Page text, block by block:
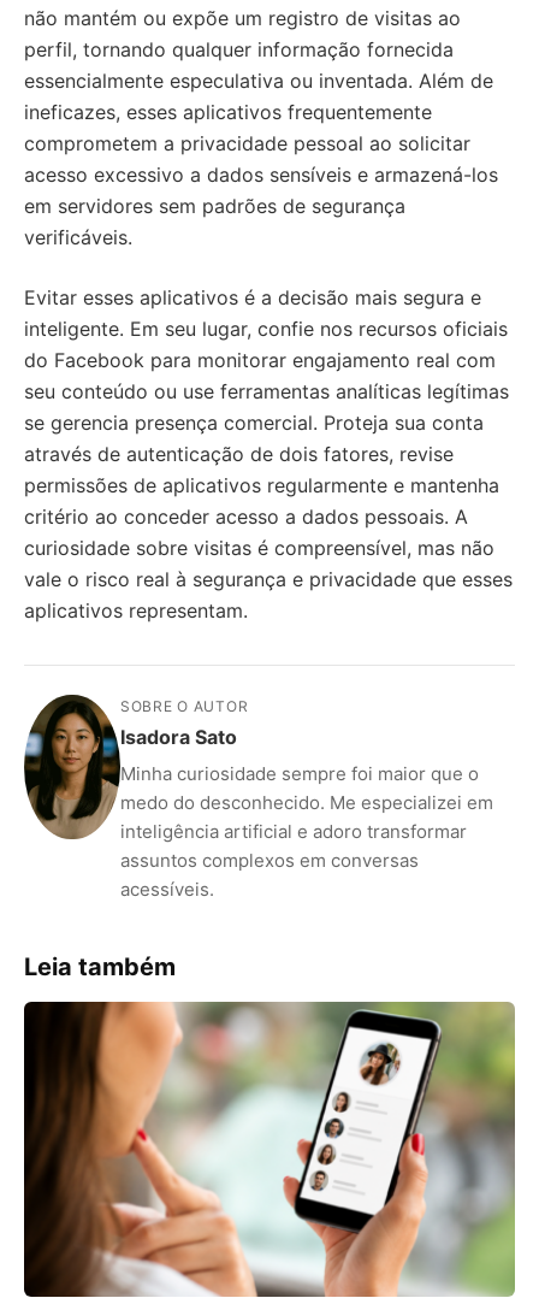
não mantém ou expõe um registro de visitas ao
perfil, tornando qualquer informação fornecida
essencialmente especulativa ou inventada. Além de
ineficazes, esses aplicativos frequentemente
comprometem a privacidade pessoal ao solicitar
acesso excessivo a dados sensíveis e armazená-los
em servidores sem padrões de segurança
verificáveis.
Evitar esses aplicativos é a decisão mais segura e
inteligente. Em seu lugar, confie nos recursos oficiais
do Facebook para monitorar engajamento real com
seu conteúdo ou use ferramentas analíticas legítimas
se gerencia presença comercial. Proteja sua conta
através de autenticação de dois fatores, revise
permissões de aplicativos regularmente e mantenha
critério ao conceder acesso a dados pessoais. A
curiosidade sobre visitas é compreensível, mas não
vale o risco real à segurança e privacidade que esses
aplicativos representam.
SOBRE O AUTOR
Isadora Sato
Minha curiosidade sempre foi maior que o
medo do desconhecido. Me especializei em
inteligência artificial e adoro transformar
assuntos complexos em conversas
acessíveis.
Leia também